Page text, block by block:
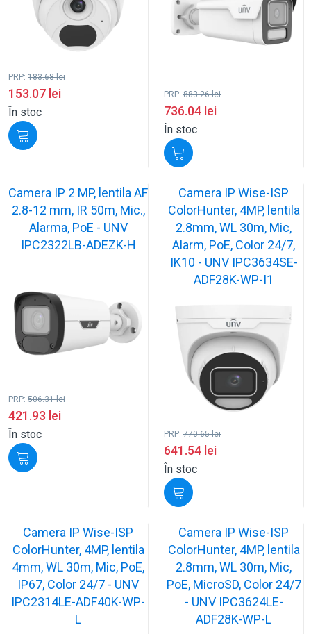
PRP: 183.68lei
153.07 lei
În stoc
PRP: 883.26lei
736.04 lei
În stoc
Camera IP 2 MP, lentila AF
2.8-12 mm, IR 50m, Mic.,
Alarma, PoE - UNV
IPC2322LB-ADEZK-H
PRP: 506.31lei
421.93 lei
În stoc
Camera IP Wise-ISP
ColorHunter, 4MP, lentila
2.8mm, WL 30m, Mic,
Alarm, PoE, Color 24/7,
IK10 - UNV IPC3634SE-
ADF28K-WP-I1
PRP: 770.65lei
641.54 lei
În stoc
Camera IP Wise-ISP
ColorHunter, 4MP, lentila
4mm, WL 30m, Mic, PoE,
IP67, Color 24/7 - UNV
IPC2314LE-ADF40K-WP-
L
Camera IP Wise-ISP
ColorHunter, 4MP, lentila
2.8mm, WL 30m, Mic,
PoE, MicroSD, Color 24/7
- UNV IPC3624LE-
ADF28K-WP-L